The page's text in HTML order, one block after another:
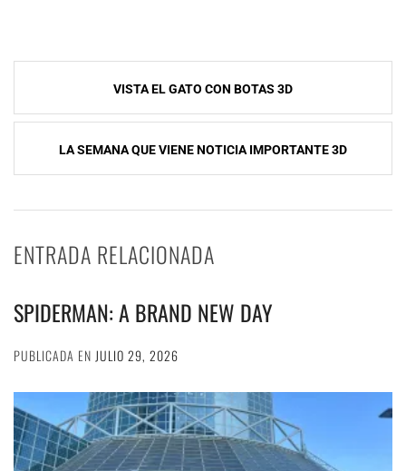
Navegación
de
entradas
VISTA EL GATO CON BOTAS 3D
LA SEMANA QUE VIENE NOTICIA IMPORTANTE 3D
ENTRADA RELACIONADA
SPIDERMAN: A BRAND NEW DAY
PUBLICADA EN JULIO 29, 2026